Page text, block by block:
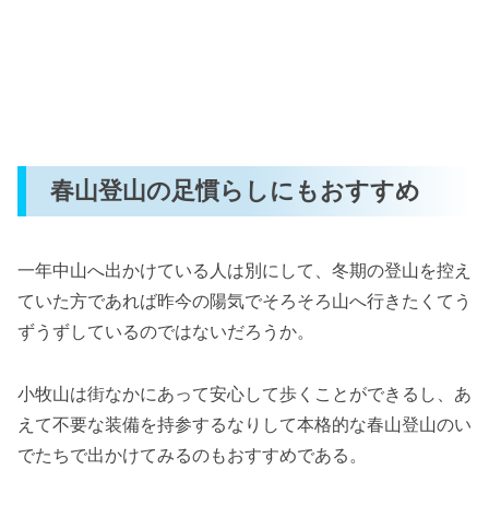
春山登山の足慣らしにもおすすめ
一年中山へ出かけている人は別にして、冬期の登山を控え
ていた方であれば昨今の陽気でそろそろ山へ行きたくてう
ずうずしているのではないだろうか。
小牧山は街なかにあって安心して歩くことができるし、あ
えて不要な装備を持参するなりして本格的な春山登山のい
でたちで出かけてみるのもおすすめである。